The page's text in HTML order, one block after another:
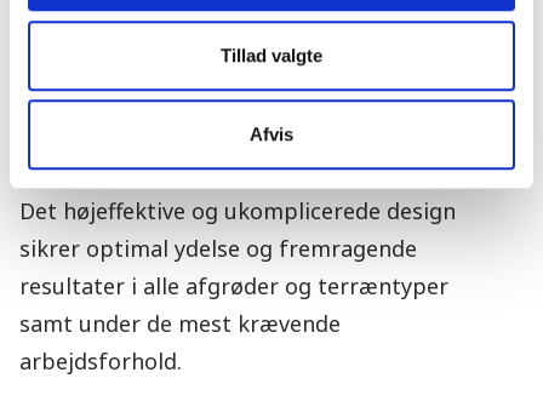
Tillad valgte
Afvis
Det højeffektive og ukomplicerede design
sikrer optimal ydelse og fremragende
resultater i alle afgrøder og terræntyper
samt under de mest krævende
arbejdsforhold.